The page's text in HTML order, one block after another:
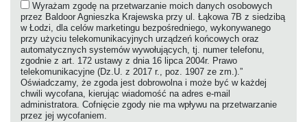
Wyrażam zgodę na przetwarzanie moich danych osobowych
przez Baldoor Agnieszka Krajewska przy ul. Łąkowa 7B z siedzibą
w Łodzi, dla celów marketingu bezpośredniego, wykonywanego
przy użyciu telekomunikacyjnych urządzeń końcowych oraz
automatycznych systemów wywołujących, tj. numer telefonu,
zgodnie z art. 172 ustawy z dnia 16 lipca 2004r. Prawo
telekomunikacyjne (Dz.U. z 2017 r., poz. 1907 ze zm.).”
Oświadczamy, że zgoda jest dobrowolna i może być w każdej
chwili wycofana, kierując wiadomość na adres e-mail
administratora. Cofnięcie zgody nie ma wpływu na przetwarzanie
przez jej wycofaniem.